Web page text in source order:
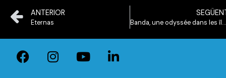
ANTERIOR
Eternas Banda, une odyssée dans les îles oubliées d’Indonésie